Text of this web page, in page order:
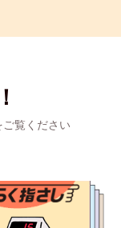
覧ください